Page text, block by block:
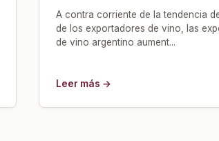
A contra corriente de la tendencia
de los exportadores de vino, las
de vino argentino aument...
Leer más →